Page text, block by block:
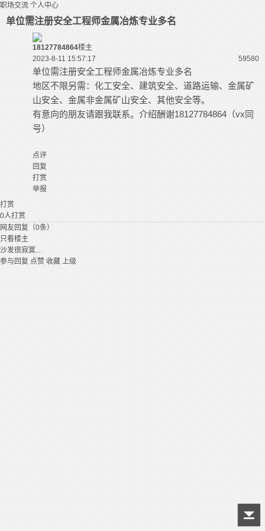
职场交流 个人中心
单位需注册安全工程师金属冶炼专业多名
18127784864楼主
2023-8-11 15:57:17
59580
单位需注册安全工程师金属冶炼专业多名
地区不限另需：化工安全、建筑安全、道路运输、金属矿
山安全、金属非金属矿山安全、其他安全等。
有意向的朋友请跟我联系。介绍酬谢18127784864（vx同
号）
点评
回复
打赏
举报
打赏
0人打赏
网友回复（0条）
只看楼主
沙发很寂寞...
参与回复 点赞 收藏 上级